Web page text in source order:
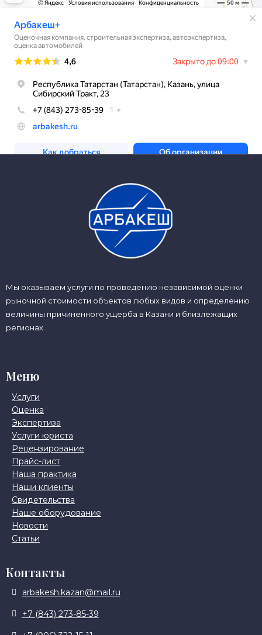
Мы оказываем услуги по проведению независимой оценки
рыночной стоимости объектов любых видов и определению
величины причиненного ущерба в Казани и близлежащих
регионах.
Меню
Услуги
Оценка
Экспертиза
Услуги юриста
Рецензирование
Прайс-лист
Наша практика
Наши клиенты
Свидетельства
Наше оборудование
Новости
Статьи
Контакты
arbakesh.kazan@mail.ru
+7 (843) 273-85-39